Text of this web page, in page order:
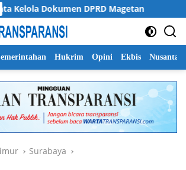
Dokumen DPRD Magetan
Hukrim Opini Ekbis Nusantara
Surabaya